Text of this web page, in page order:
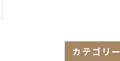
カテゴリー